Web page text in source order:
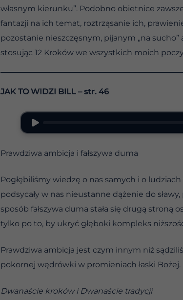
własnym kierunku”. Podobno obietnice
fantazji na ich temat, roztrząsanie ich,
pozostanie nieszczęsnym, pijanym „na
stosując 12 Kroków we wszystkich moich
JAK TO WIDZI BILL – str. 46
Prawdziwa ambicja i fałszywa duma
Pogłębiliśmy wiedzę o nas samych i o
podsycały w nas nieustanne dążenie do
sposób fałszywa duma stała się drugą stroną
tylko po to, by ukryć głęboki kompleks
Prawdziwa ambicja jest czym innym niż
pokornej wędrówki w promieniach łaski Bożej.
Dwanaście kroków i Dwanaście tradycji